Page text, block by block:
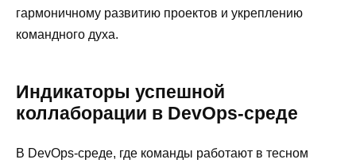
гармоничному развитию проектов и укреплению
командного духа.
Индикаторы успешной
коллаборации в DevOps-среде
В DevOps-среде, где команды работают в тесном